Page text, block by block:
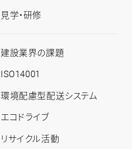
見学・研修
CSR
ト
ッ
プ
建設業界の課題
ISO14001
環境配慮型配送システム
エコドライブ
リサイクル活動